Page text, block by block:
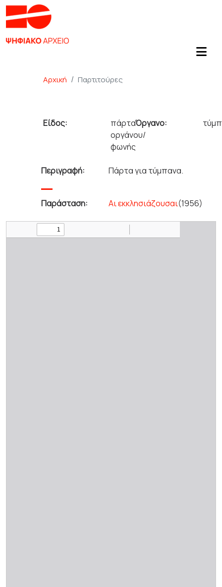
Αρχική Παρτιτούρες
Είδος:
πάρτα
οργάνου/
φωνής
Όργανο:
Περιγραφή: Πάρτα για τύμπανα.
Παράσταση: Αι εκκλησιάζουσαι(1956)